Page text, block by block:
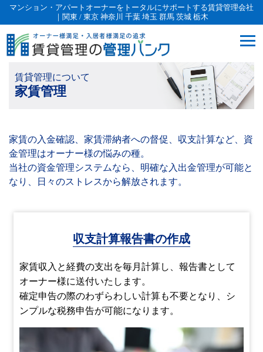
マンション・アパートオーナーをトータルにサポートする賃貸管理会社
｜関東 / 東京 神奈川 千葉 埼玉 群馬 茨城 栃木
賃貸管理について
家賃管理
家賃の入金確認、家賃滞納者への督促、収支計算など、資
金管理はオーナー様の悩みの種。
当社の資金管理システムなら、明確な入出金管理が可能と
なり、日々のストレスから解放されます。
収支計算報告書の作成
家賃収入と経費の支出を毎月計算し、報告書として
オーナー様に送付いたします。
確定申告の際のわずらわしい計算も不要となり、シ
ンプルな税務申告が可能になります。